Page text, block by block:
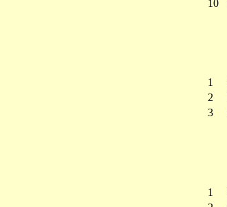
10
1
2
3
1